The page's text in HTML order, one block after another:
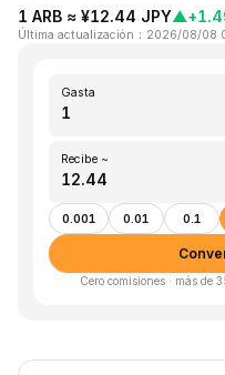
1 ARB ≈ ¥12.44 JPY▲
Última actualización ： 2026/08/08
Gasta
Recibe ~
0.001 0.01 0.1
Cero comisiones · más de